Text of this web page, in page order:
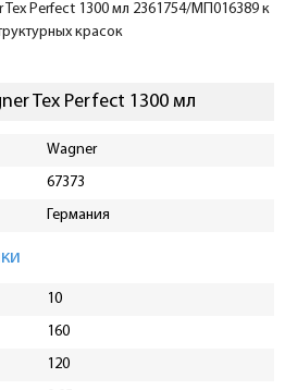
Perfect 1300 мл 2361754/МП016389 к
красок
Tex Perfect 1300 мл
Wagner
67373
Германия
10
160
120